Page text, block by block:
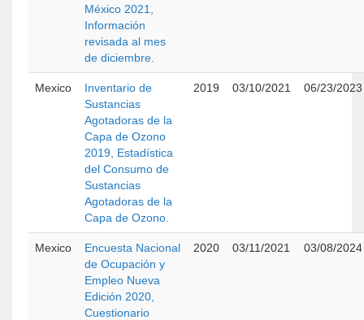
México 2021,
Información
revisada al mes
de diciembre.
Mexico
Inventario de
Sustancias
Agotadoras de la
Capa de Ozono
2019, Estadística
del Consumo de
Sustancias
Agotadoras de la
Capa de Ozono.
2019 03/10/2021 06/23/2023
Mexico
Encuesta Nacional
de Ocupación y
Empleo Nueva
Edición 2020,
Cuestionario
2020 03/11/2021 03/08/2024